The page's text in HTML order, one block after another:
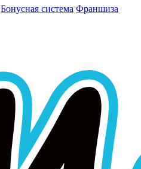
Бонусная система Франшиза